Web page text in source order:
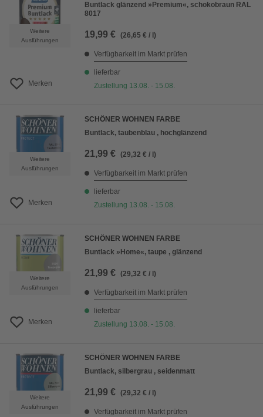
Weitere
Ausführungen
Merken
Buntlack glänzend »Premium«, schokobraun RAL
8017
19,99 € (26,65 € / l)
Verfügbarkeit im Markt prüfen
lieferbar
Zustellung 13.08. - 15.08.
Weitere
Ausführungen
Merken
SCHÖNER WOHNEN FARBE
Buntlack, taubenblau , hochglänzend
21,99 € (29,32 € / l)
Verfügbarkeit im Markt prüfen
lieferbar
Zustellung 13.08. - 15.08.
Weitere
Ausführungen
Merken
SCHÖNER WOHNEN FARBE
Buntlack »Home«, taupe , glänzend
21,99 € (29,32 € / l)
Verfügbarkeit im Markt prüfen
lieferbar
Zustellung 13.08. - 15.08.
Weitere
Ausführungen
SCHÖNER WOHNEN FARBE
Buntlack, silbergrau , seidenmatt
21,99 € (29,32 € / l)
Verfügbarkeit im Markt prüfen